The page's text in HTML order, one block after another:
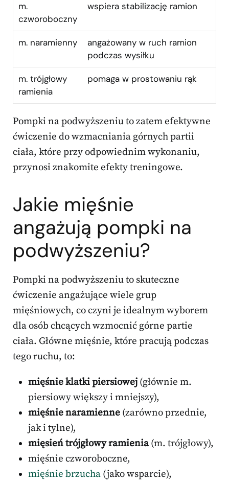
m.
czworoboczny
wspiera stabilizację ramion
m. naramienny
angażowany w ruch ramion
podczas wysiłku
m. trójgłowy
ramienia
pomaga w prostowaniu rąk
Pompki na podwyższeniu to zatem efektywne
ćwiczenie do wzmacniania górnych partii
ciała, które przy odpowiednim wykonaniu,
przynosi znakomite efekty treningowe.
Jakie mięśnie
angażują pompki na
podwyższeniu?
Pompki na podwyższeniu to skuteczne
ćwiczenie angażujące wiele grup
mięśniowych, co czyni je idealnym wyborem
dla osób chcących wzmocnić górne partie
ciała. Główne mięśnie, które pracują podczas
tego ruchu, to:
mięśnie klatki piersiowej (głównie m.
piersiowy większy i mniejszy),
mięśnie naramienne (zarówno przednie,
jak i tylne),
mięsień trójgłowy ramienia(m. trójgłowy),
mięśnie czworoboczne,
mięśnie brzucha (jako wsparcie),